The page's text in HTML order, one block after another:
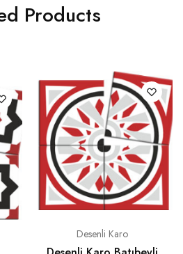
Products
Desenli Karo